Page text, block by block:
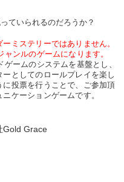
ていられるのだろうか？
ミステリーではありません。
ンルのゲームになります。
ームのシステムを基盤とし、
としてのロールプレイを楽し
投票を行うことで、ご参加頂
ケーションゲームです。
Gold Grace